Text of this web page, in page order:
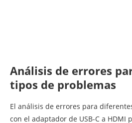
Análisis de errores
tipos de problemas
El análisis de errores para
con el adaptador de USB-C a HDMI